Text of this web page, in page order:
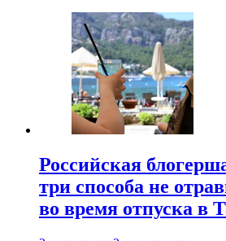
Российская
три способа не
во время отпуска в